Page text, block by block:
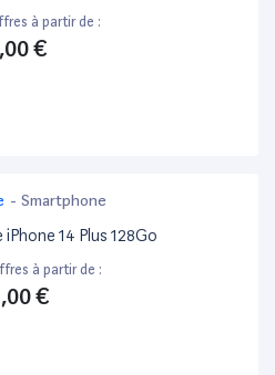
à partir de :
€
- Smartphone
iPhone 14 Plus 128Go
à partir de :
€